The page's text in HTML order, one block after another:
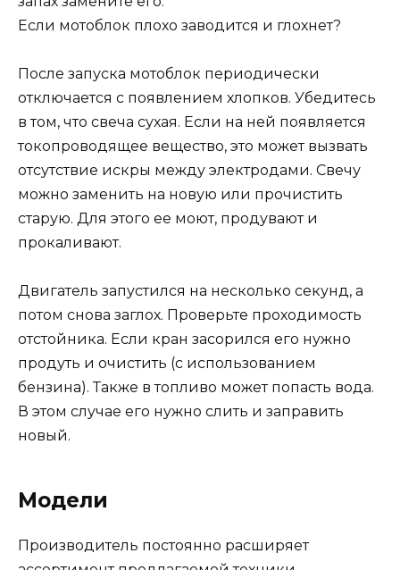
Если мотоблок плохо заводится и глохнет?
После запуска мотоблок периодически
отключается с появлением хлопков. Убедитесь
в том, что свеча сухая. Если на ней появляется
токопроводящее вещество, это может вызвать
отсутствие искры между электродами. Свечу
можно заменить на новую или прочистить
старую. Для этого ее моют, продувают и
прокаливают.
Двигатель запустился на несколько секунд, а
потом снова заглох. Проверьте проходимость
отстойника. Если кран засорился его нужно
продуть и очистить (с использованием
бензина). Также в топливо может попасть вода.
В этом случае его нужно слить и заправить
новый.
Модели
Производитель постоянно расширяет